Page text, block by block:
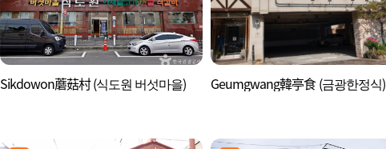
Sikdowon蘑菇村 (식도원 버섯마을) Geumgwang韓亭食 (금광한정식)